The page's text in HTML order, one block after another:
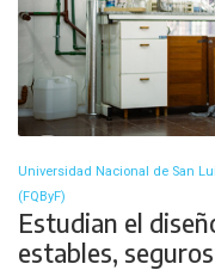
Universidad Nacional de San
(FQByF)
Estudian el
estables,